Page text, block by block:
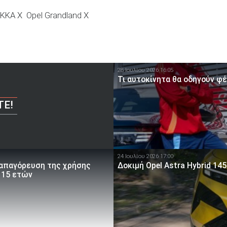
X Opel Grandland X
28 Ιουλίου 2026 16:05
Τι αυτοκίνητα θα οδηγούν
της χρήσης
ετών
24 Ιουλίου 2026 17:00
Δοκιμή Opel Astra Hybrid